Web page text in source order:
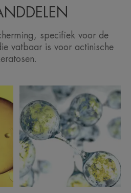
specifiek voor de
vatbaar is voor actinische